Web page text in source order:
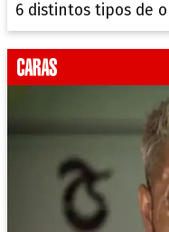
6 distintos tipos de